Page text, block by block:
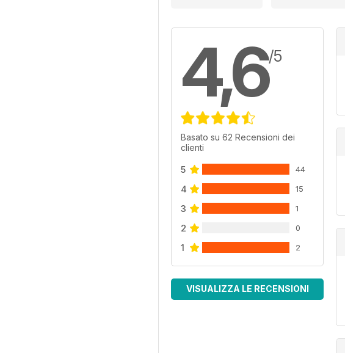
4,6/5
Basato su 62 Recensioni dei
clienti
5 44
4 15
3 1
2 0
1 2
VISUALIZZA LE RECENSIONI